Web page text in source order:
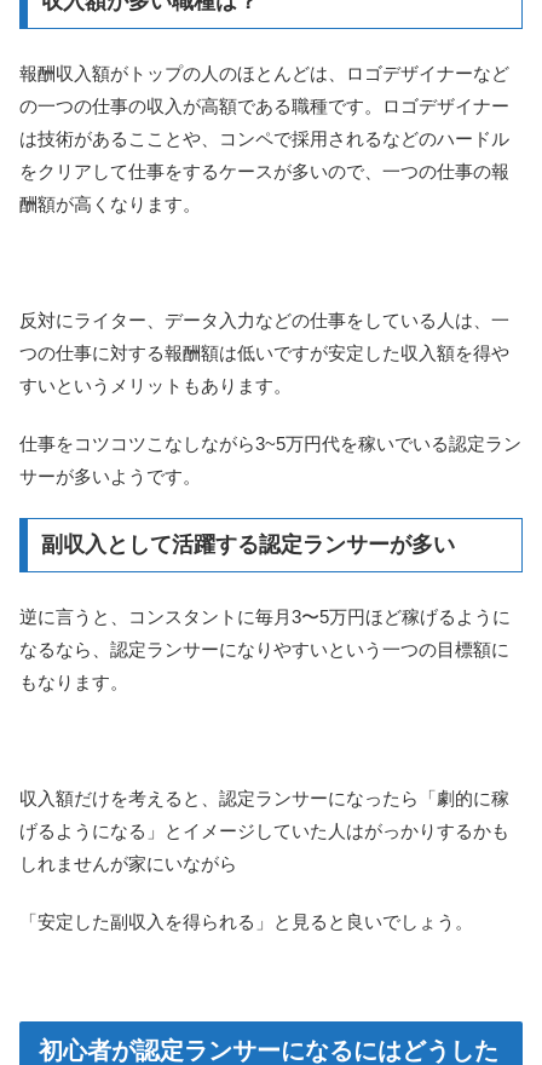
報酬収入額がトップの人のほとんどは、ロゴデザイナーなど
の一つの仕事の収入が高額である職種です。ロゴデザイナー
は技術があるこことや、コンペで採用されるなどのハードル
をクリアして仕事をするケースが多いので、一つの仕事の報
酬額が高くなります。
反対にライター、データ入力などの仕事をしている人は、一
つの仕事に対する報酬額は低いですが安定した収入額を得や
すいというメリットもあります。
仕事をコツコツこなしながら3~5万円代を稼いでいる認定ラン
サーが多いようです。
副収入として活躍する認定ランサーが多い
逆に言うと、コンスタントに毎月3〜5万円ほど稼げるように
なるなら、認定ランサーになりやすいという一つの目標額に
もなります。
収入額だけを考えると、認定ランサーになったら「劇的に稼
げるようになる」とイメージしていた人はがっかりするかも
しれませんが家にいながら
「安定した副収入を得られる」と見ると良いでしょう。
初心者が認定ランサーになるにはどうした